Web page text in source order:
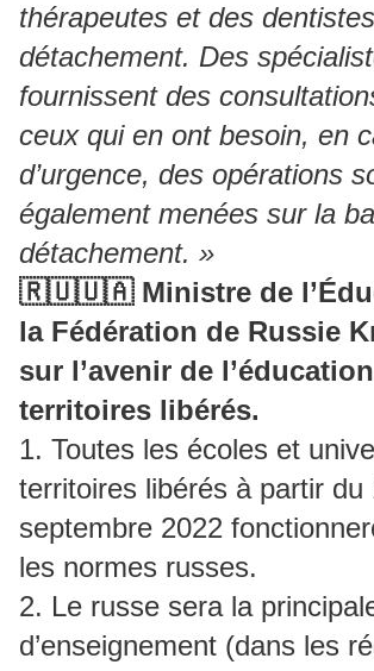
thérapeutes et des
détachement. Des
fournissent des
ceux qui en ont besoin, en
d’urgence, des opérations
également menées sur la
détachement. »
🇷🇺🇺🇦 Ministre de
la Fédération de Russie
sur l’avenir de
territoires libérés.
1. Toutes les écoles et
territoires libérés à partir du
septembre 2022
les normes russes.
2. Le russe sera la
d’enseignement (dans les